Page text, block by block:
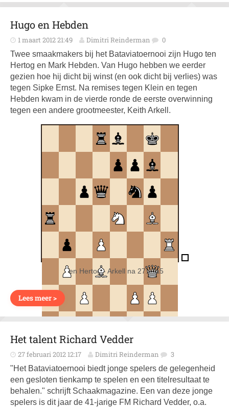
Hugo en Hebden
1 maart 2012 21:49 Dimitri Reinderman 0
Twee smaakmakers bij het Bataviatoernooi zijn Hugo ten
Hertog en Mark Hebden. Van Hugo hebben we eerder
gezien hoe hij dicht bij winst (en ook dicht bij verlies) was
tegen Sipke Ernst. Na remises tegen Klein en tegen
Hebden kwam in de vierde ronde de eerste overwinning
tegen een andere grootmeester, Keith Arkell.
Ten Hertog - Arkell na 27...Ta5
Lees meer >
Het talent Richard Vedder
27 februari 2012 12:17 Dimitri Reinderman 3
"Het Bataviatoernooi biedt jonge spelers de gelegenheid
een gesloten tienkamp te spelen en een titelresultaat te
behalen." schrijft Schaakmagazine. Een van deze jonge
spelers is dit jaar de 41-jarige FM Richard Vedder, o.a.